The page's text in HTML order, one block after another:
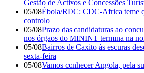
Gestão de Activos e Concessões
05/08Ébola/RDC: CDC-Africa teme
controlo
05/08Prazo das candidaturas ao
nos órgãos do MININT termina na
05/08Bairros de Caxito às escuras
sexta-feira
05/08Vamos conhecer Angola, pela